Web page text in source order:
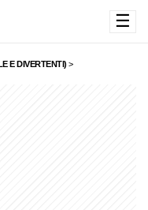
☰
E DIVERTENTI) >